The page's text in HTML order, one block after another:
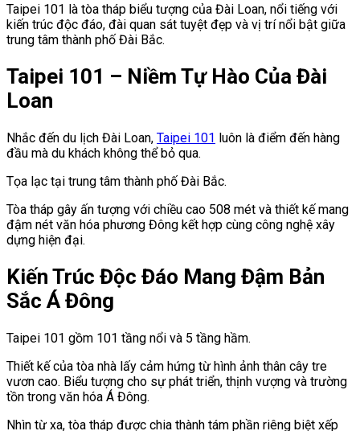
Taipei 101 là tòa tháp biểu tượng của Đài Loan, nổi tiếng với
kiến trúc độc đáo, đài quan sát tuyệt đẹp và vị trí nổi bật giữa
trung tâm thành phố Đài Bắc.
Taipei 101 – Niềm Tự Hào Của Đài
Loan
Nhắc đến du lịch Đài Loan, Taipei 101 luôn là điểm đến hàng
đầu mà du khách không thể bỏ qua.
Tọa lạc tại trung tâm thành phố Đài Bắc.
Tòa tháp gây ấn tượng với chiều cao 508 mét và thiết kế mang
đậm nét văn hóa phương Đông kết hợp cùng công nghệ xây
dựng hiện đại.
Kiến Trúc Độc Đáo Mang Đậm Bản
Sắc Á Đông
Taipei 101 gồm 101 tầng nổi và 5 tầng hầm.
Thiết kế của tòa nhà lấy cảm hứng từ hình ảnh thân cây tre
vươn cao. Biểu tượng cho sự phát triển, thịnh vượng và trường
tồn trong văn hóa Á Đông.
Nhìn từ xa, tòa tháp được chia thành tám phần riêng biệt xếp